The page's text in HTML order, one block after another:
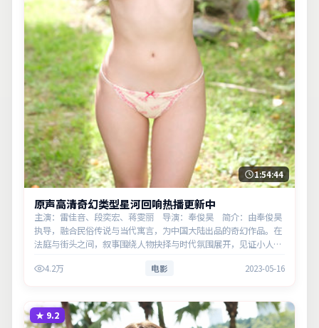
1:54:44
原声高清奇幻类型星河回响热播更新中
主演：雷佳音、段奕宏、蒋雯丽 导演：奉俊昊 简介：由奉俊昊
执导，融合民俗传说与当代寓言，为中国大陆出品的奇幻作品。在
法庭与街头之间，叙事围绕人物抉择与时代氛围展开，见证小人物
义。4.2万 电影 2023-05-16
★ 9.2